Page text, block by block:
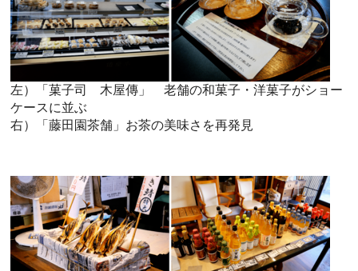
左）「菓子司 木屋傳」 老舗の和菓子・洋菓子がショー
ケースに並ぶ
​右）「藤田園茶舗」お茶の美味さを再発見